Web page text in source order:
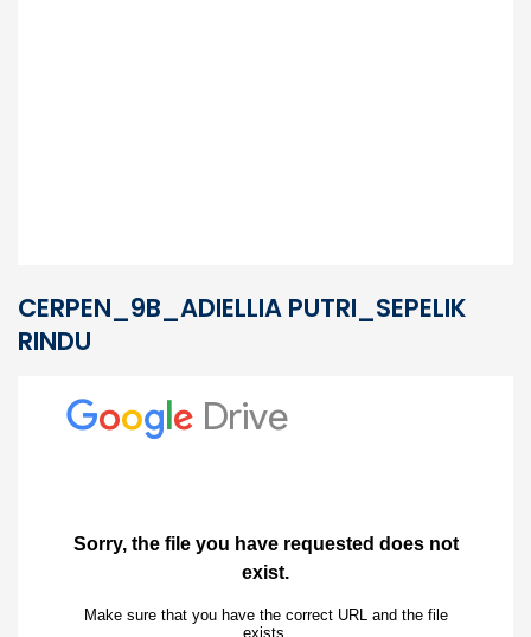
CERPEN_9B_ADIELLIA PUTRI_SEPELIK
RINDU